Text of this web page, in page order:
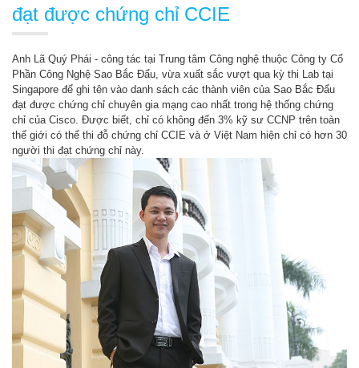
đạt được chứng chỉ CCIE
Anh Lã Quý Phái - công tác tại Trung tâm Công nghệ thuộc Công ty Cổ
Phần Công Nghệ Sao Bắc Đẩu, vừa xuất sắc vượt qua kỳ thi Lab tại
Singapore để ghi tên vào danh sách các thành viên của Sao Bắc Đẩu
đạt được chứng chỉ chuyên gia mạng cao nhất trong hệ thống chứng
chỉ của Cisco. Được biết, chỉ có không đến 3% kỹ sư CCNP trên toàn
thế giới có thể thi đỗ chứng chỉ CCIE và ở Việt Nam hiện chỉ có hơn 30
người thi đạt chứng chỉ này.